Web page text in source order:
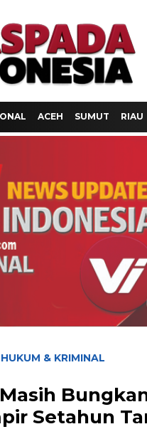
ACEH SUMUT RIAU
HUKUM & KRIMINAL
Setahun